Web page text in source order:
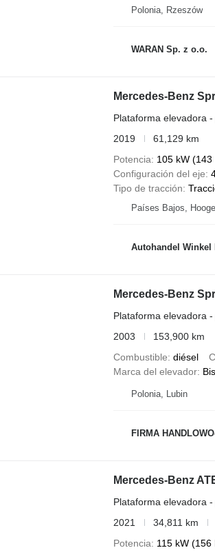
Polonia, Rzeszów
WARAN Sp. z o.o.
Mercedes-Benz
Plataforma elevadora
2019
61,129 km
Potencia
105 kW (143
Configuración del eje
Tipo de tracción
Países Bajos,
Autohandel Winkel
Mercedes-Benz
Plataforma elevadora
2003
153,900 km
Combustible diésel
Marca del elevador
Polonia, Lubin
FIRMA
Mercedes-Benz
Plataforma elevadora
2021
34,811 km
Potencia
115 kW (156